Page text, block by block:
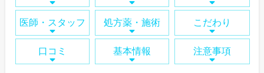
医師・スタッフ 処方薬・施術 こだわり
口コミ 基本情報 注意事項